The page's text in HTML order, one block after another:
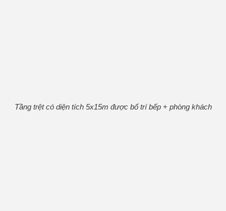
Tầng trệt có diện tích 5x15m được bố trí bếp + phòng khách